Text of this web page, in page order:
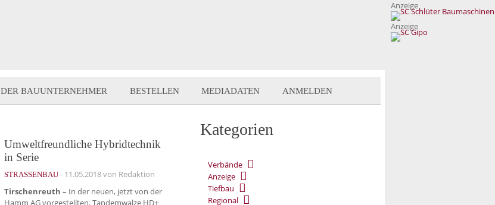
Anzeige
Anzeige
DER BAUUNTERNEHMER BESTELLEN MEDIADATEN ANMELDEN
Umweltfreundliche Hybridtechnik
in Serie
STRASSENBAU - 11.05.2018von Redaktion
Tirschenreuth – In der neuen, jetzt von der
Hamm AG vorgestellten, Tandemwalze HD+
Kategorien
Verbände
Anzeige
Tiefbau
Regional